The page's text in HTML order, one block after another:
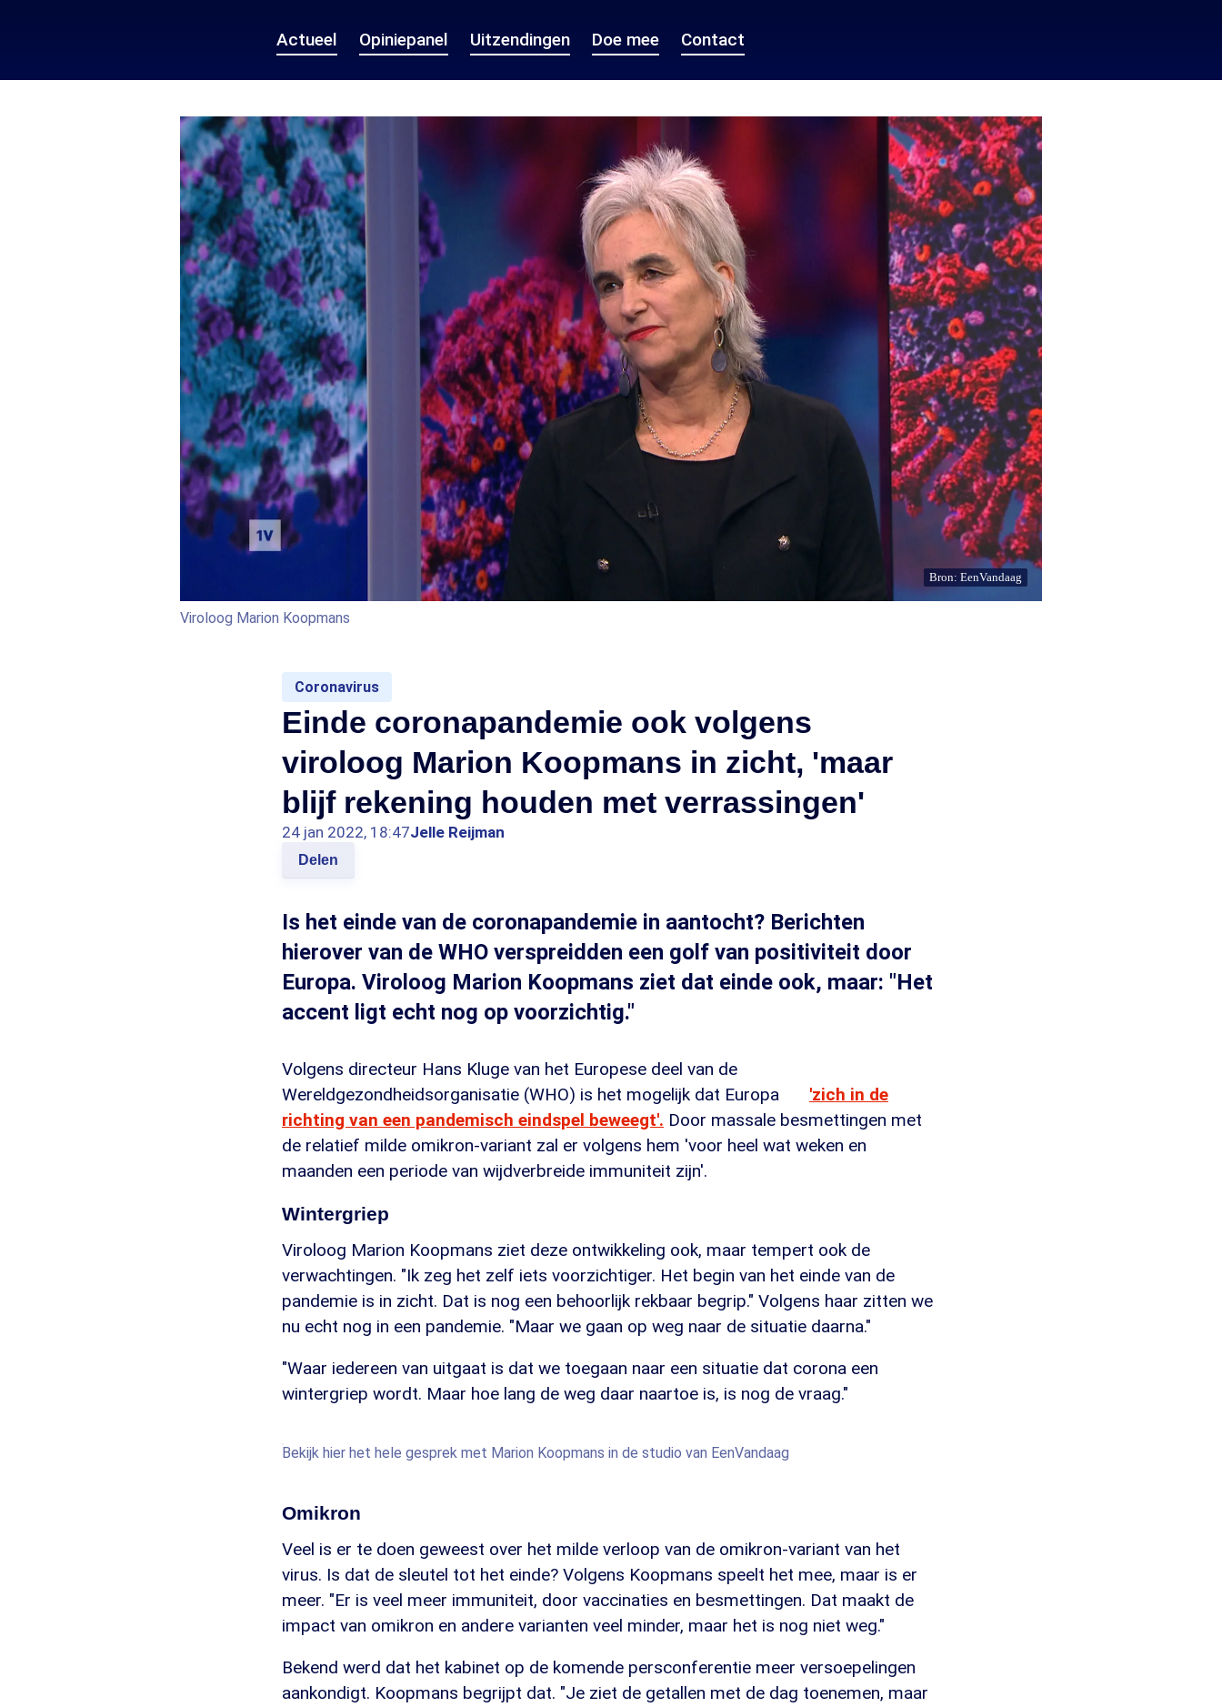
Actueel Opiniepanel Uitzendingen Doe mee Contact
Bron: EenVandaag
Viroloog Marion Koopmans
Coronavirus
Einde coronapandemie ook volgens
viroloog Marion Koopmans in zicht, 'maar
blijf rekening houden met verrassingen'
24 jan 2022, 18:47Jelle Reijman
Delen
Is het einde van de coronapandemie in aantocht? Berichten
hierover van de WHO verspreidden een golf van positiviteit door
Europa. Viroloog Marion Koopmans ziet dat einde ook, maar: "Het
accent ligt echt nog op voorzichtig."
Volgens directeur Hans Kluge van het Europese deel van de
Wereldgezondheidsorganisatie (WHO) is het mogelijk dat Europa
'zich in de
richting van een pandemisch eindspel beweegt'. Door massale besmettingen met
de relatief milde omikron-variant zal er volgens hem 'voor heel wat weken en
maanden een periode van wijdverbreide immuniteit zijn'.
Wintergriep
Viroloog Marion Koopmans ziet deze ontwikkeling ook, maar tempert ook de
verwachtingen. "Ik zeg het zelf iets voorzichtiger. Het begin van het einde van de
pandemie is in zicht. Dat is nog een behoorlijk rekbaar begrip." Volgens haar zitten we
nu echt nog in een pandemie. "Maar we gaan op weg naar de situatie daarna."
"Waar iedereen van uitgaat is dat we toegaan naar een situatie dat corona een
wintergriep wordt. Maar hoe lang de weg daar naartoe is, is nog de vraag."
Bekijk hier het hele gesprek met Marion Koopmans in de studio van EenVandaag
Omikron
Veel is er te doen geweest over het milde verloop van de omikron-variant van het
virus. Is dat de sleutel tot het einde? Volgens Koopmans speelt het mee, maar is er
meer. "Er is veel meer immuniteit, door vaccinaties en besmettingen. Dat maakt de
impact van omikron en andere varianten veel minder, maar het is nog niet weg."
Bekend werd dat het kabinet op de komende persconferentie meer versoepelingen
aankondigt. Koopmans begrijpt dat. "Je ziet de getallen met de dag toenemen, maar